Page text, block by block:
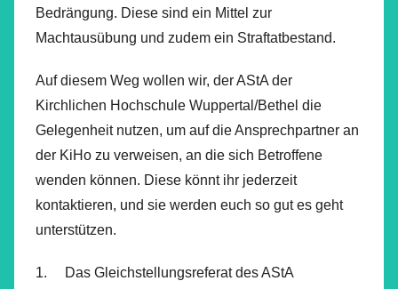
Bedrängung. Diese sind ein Mittel zur
Machtausübung und zudem ein Straftatbestand.
Auf diesem Weg wollen wir, der AStA der
Kirchlichen Hochschule Wuppertal/Bethel die
Gelegenheit nutzen, um auf die Ansprechpartner an
der KiHo zu verweisen, an die sich Betroffene
wenden können. Diese könnt ihr jederzeit
kontaktieren, und sie werden euch so gut es geht
unterstützen.
1. Das Gleichstellungsreferat des AStA